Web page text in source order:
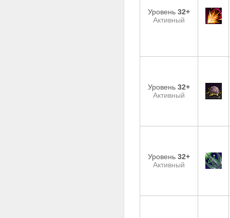
Уровень 32+
Активный
Уровень 32+
Активный
Уровень 32+
Активный